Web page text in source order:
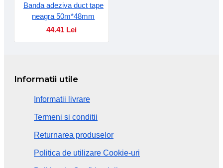
Banda adeziva duct tape
neagra 50m*48mm
44.41 Lei
Informatii utile
Informatii livrare
Termeni si conditii
Returnarea produselor
Politica de utilizare Cookie-uri